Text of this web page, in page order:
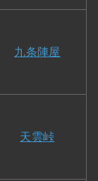
九条陣屋
天雲峠